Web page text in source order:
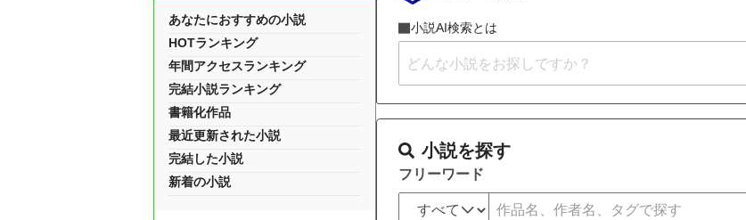
小説AI検索とは
小説を探す
フリーワード
あなたにおすすめの小説
HOTランキング
年間アクセスランキング
完結小説ランキング
書籍化作品
最近更新された小説
完結した小説
新着の小説